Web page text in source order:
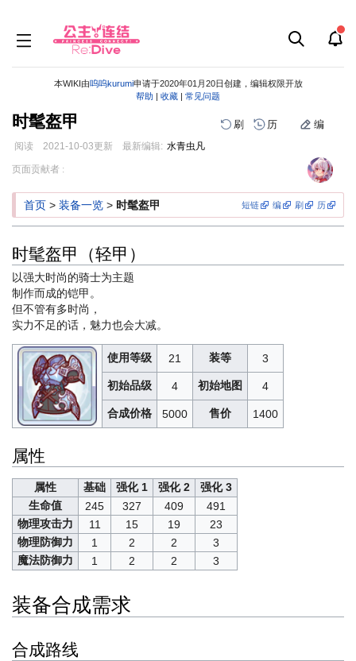
本WIKI由呜呜kurumi申请于2020年01月20日创建，编辑权限开放
帮助 | 收藏 | 常见问题
时髦盔甲 刷 历 编
阅读 2021-10-03更新 最新编辑: 水青虫凡
跳
导
跳
搜
页面贡献者 :
短链 编 刷 历
首页 > 装备一览 > 时髦盔甲
时髦盔甲（轻甲）
以强大时尚的骑士为主题
制作而成的铠甲。
但不管有多时尚，
实力不足的话，魅力也会大减。
使用等级 21 装等 3
初始品级 4 初始地图 4
合成价格 5000 售价 1400
属性
属性 基础 强化 1 强化 2
强化 3
生命值
245 327 409
491
物理攻击力
11 15 19
23
物理防御力
1 2 2
3
魔法防御力
1 2 2 3
装备合成需求
合成路线